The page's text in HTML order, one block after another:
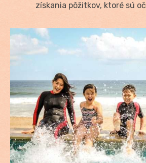
získania pôžitkov, ktoré sú